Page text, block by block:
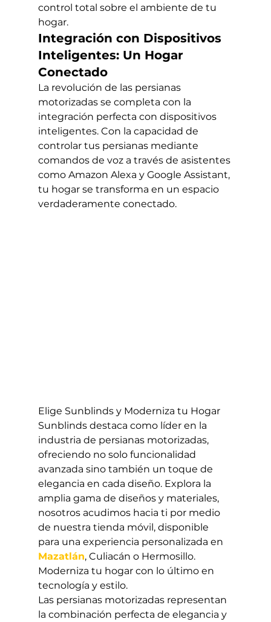
control total sobre el ambiente de tu
hogar.
Integración con Dispositivos
Inteligentes: Un Hogar
Conectado
La revolución de las persianas
motorizadas se completa con la
integración perfecta con dispositivos
inteligentes. Con la capacidad de
controlar tus persianas mediante
comandos de voz a través de asistentes
como Amazon Alexa y Google Assistant,
tu hogar se transforma en un espacio
verdaderamente conectado.
Elige Sunblinds y Moderniza tu Hogar
Sunblinds destaca como líder en la
industria de persianas motorizadas,
ofreciendo no solo funcionalidad
avanzada sino también un toque de
elegancia en cada diseño. Explora la
amplia gama de diseños y materiales,
nosotros acudimos hacia ti por medio
de nuestra tienda móvil, disponible
para una experiencia personalizada en
Mazatlán, Culiacán o Hermosillo.
Moderniza tu hogar con lo último en
tecnología y estilo.
Las persianas motorizadas representan
la combinación perfecta de elegancia y